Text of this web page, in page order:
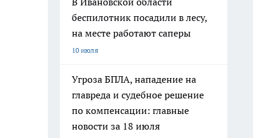
беспилотник посадили в лесу,
на месте работают саперы
10 июля
Угроза БПЛА, нападение на
главреда и судебное решение
по компенсации: главные
новости за 18 июля